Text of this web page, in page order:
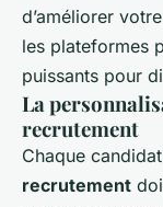
d’améliorer
les plateformes
puissants pour
La
recrutement
Chaque
recrutement